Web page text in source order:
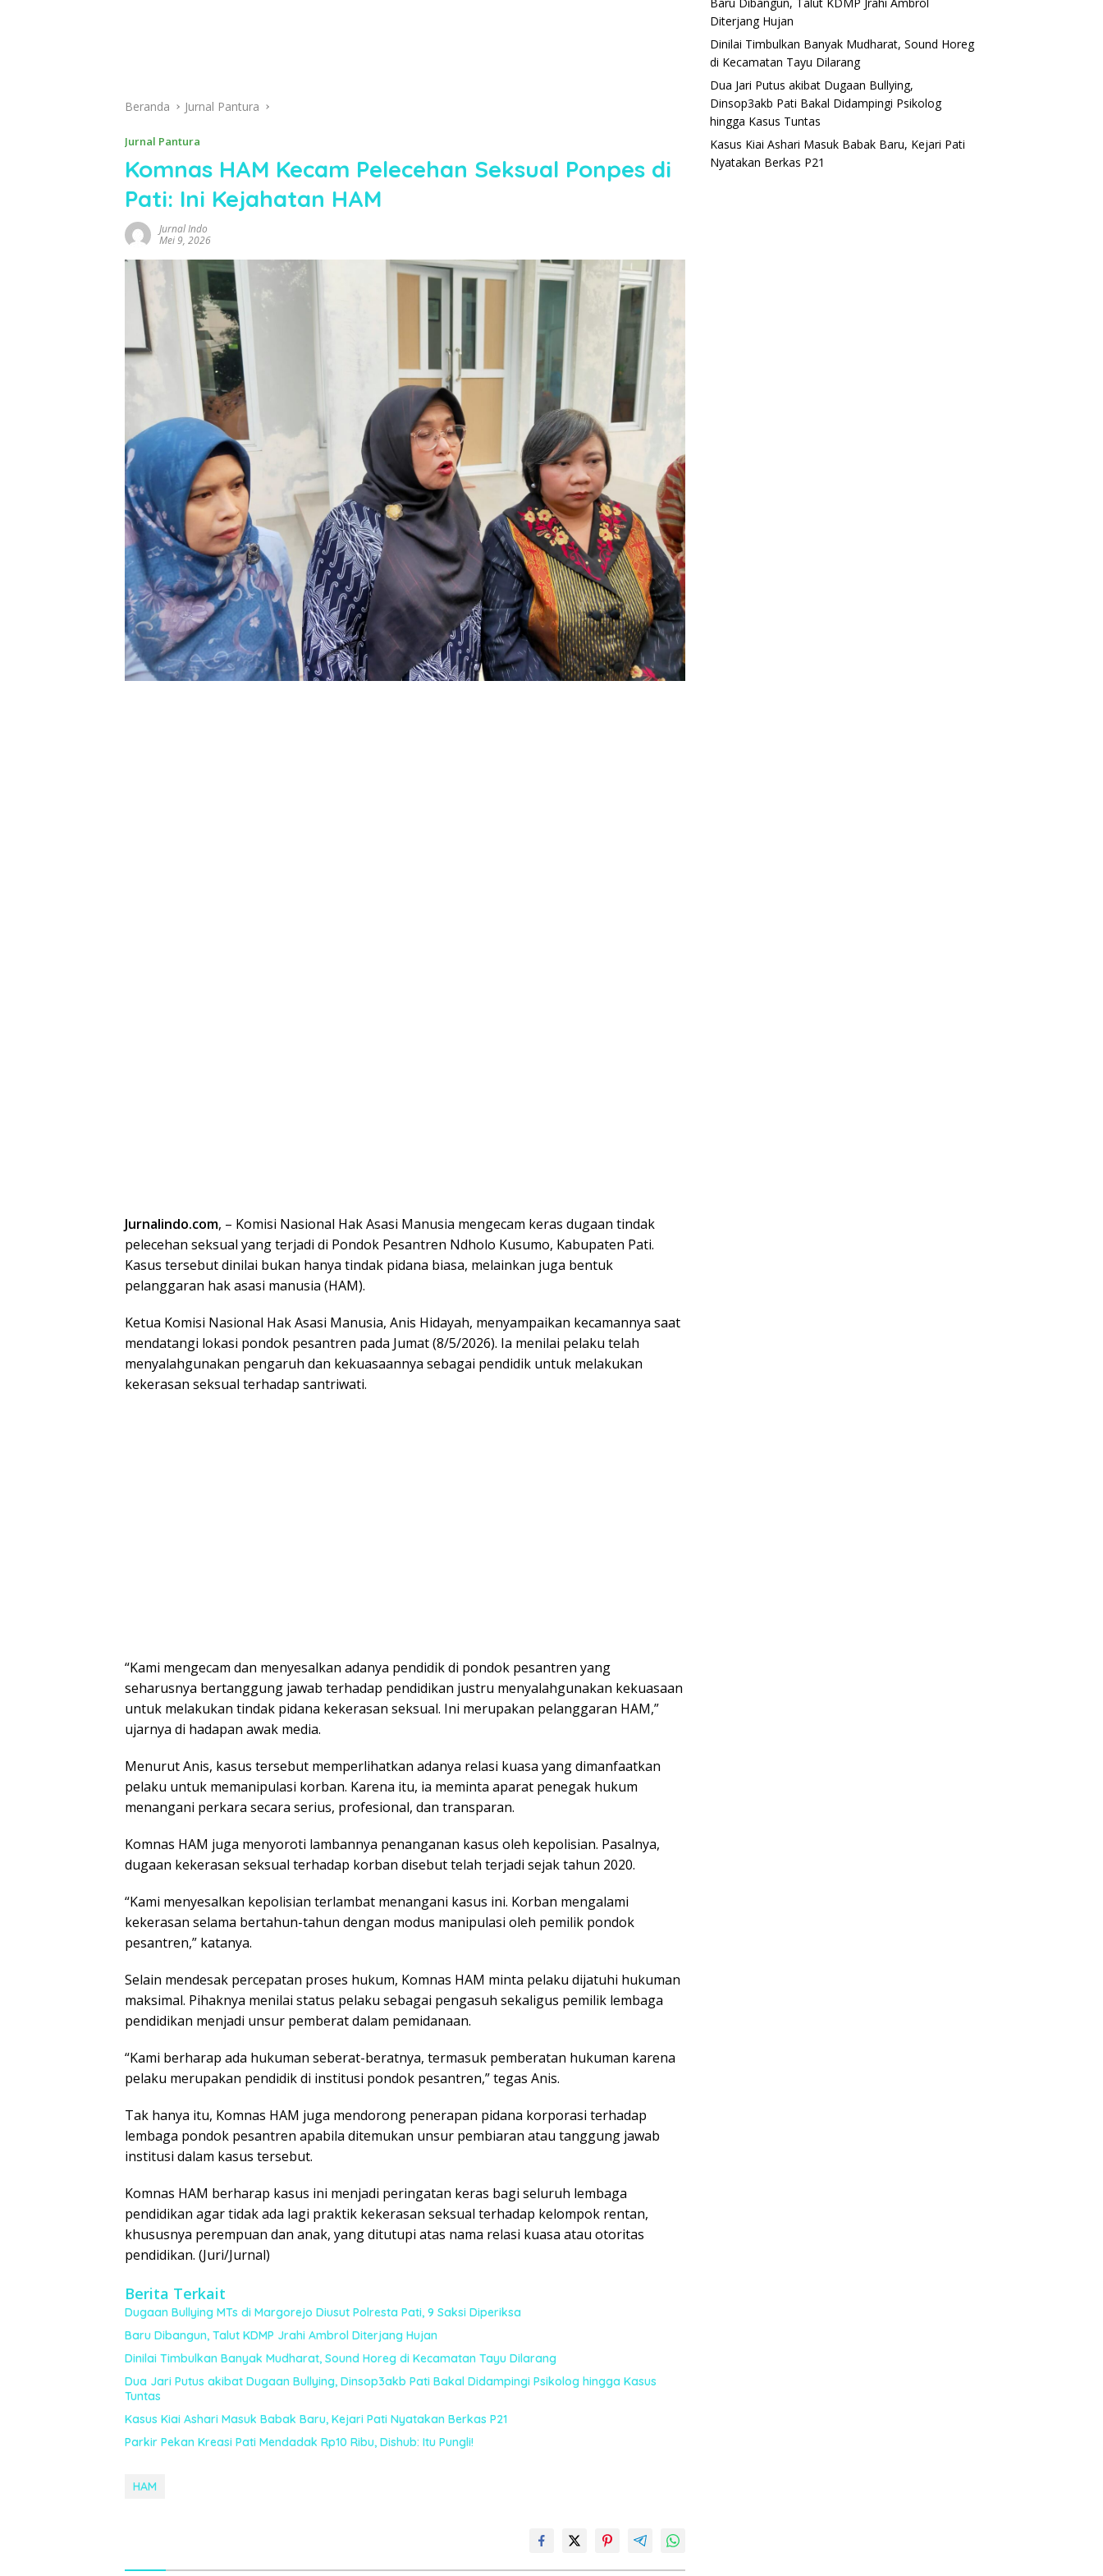
Beranda Jurnal Pantura
Jurnal Pantura
Komnas HAM Kecam Pelecehan Seksual Ponpes di
Pati: Ini Kejahatan HAM
Jurnal Indo
Mei 9, 2026
Jurnalindo.com, – Komisi Nasional Hak Asasi Manusia mengecam keras dugaan tindak
pelecehan seksual yang terjadi di Pondok Pesantren Ndholo Kusumo, Kabupaten Pati.
Kasus tersebut dinilai bukan hanya tindak pidana biasa, melainkan juga bentuk
pelanggaran hak asasi manusia (HAM).
Ketua Komisi Nasional Hak Asasi Manusia, Anis Hidayah, menyampaikan kecamannya saat
mendatangi lokasi pondok pesantren pada Jumat (8/5/2026). Ia menilai pelaku telah
menyalahgunakan pengaruh dan kekuasaannya sebagai pendidik untuk melakukan
kekerasan seksual terhadap santriwati.
“Kami mengecam dan menyesalkan adanya pendidik di pondok pesantren yang
seharusnya bertanggung jawab terhadap pendidikan justru menyalahgunakan kekuasaan
untuk melakukan tindak pidana kekerasan seksual. Ini merupakan pelanggaran HAM,”
ujarnya di hadapan awak media.
Menurut Anis, kasus tersebut memperlihatkan adanya relasi kuasa yang dimanfaatkan
pelaku untuk memanipulasi korban. Karena itu, ia meminta aparat penegak hukum
menangani perkara secara serius, profesional, dan transparan.
Komnas HAM juga menyoroti lambannya penanganan kasus oleh kepolisian. Pasalnya,
dugaan kekerasan seksual terhadap korban disebut telah terjadi sejak tahun 2020.
“Kami menyesalkan kepolisian terlambat menangani kasus ini. Korban mengalami
kekerasan selama bertahun-tahun dengan modus manipulasi oleh pemilik pondok
pesantren,” katanya.
Selain mendesak percepatan proses hukum, Komnas HAM minta pelaku dijatuhi hukuman
maksimal. Pihaknya menilai status pelaku sebagai pengasuh sekaligus pemilik lembaga
pendidikan menjadi unsur pemberat dalam pemidanaan.
“Kami berharap ada hukuman seberat-beratnya, termasuk pemberatan hukuman karena
pelaku merupakan pendidik di institusi pondok pesantren,” tegas Anis.
Tak hanya itu, Komnas HAM juga mendorong penerapan pidana korporasi terhadap
lembaga pondok pesantren apabila ditemukan unsur pembiaran atau tanggung jawab
institusi dalam kasus tersebut.
Komnas HAM berharap kasus ini menjadi peringatan keras bagi seluruh lembaga
pendidikan agar tidak ada lagi praktik kekerasan seksual terhadap kelompok rentan,
khususnya perempuan dan anak, yang ditutupi atas nama relasi kuasa atau otoritas
pendidikan. (Juri/Jurnal)
Berita Terkait
Dugaan Bullying MTs di Margorejo Diusut Polresta Pati, 9 Saksi Diperiksa
Baru Dibangun, Talut KDMP Jrahi Ambrol Diterjang Hujan
Dinilai Timbulkan Banyak Mudharat, Sound Horeg di Kecamatan Tayu Dilarang
Dua Jari Putus akibat Dugaan Bullying, Dinsop3akb Pati Bakal Didampingi Psikolog hingga Kasus
Tuntas
Kasus Kiai Ashari Masuk Babak Baru, Kejari Pati Nyatakan Berkas P21
Parkir Pekan Kreasi Pati Mendadak Rp10 Ribu, Dishub: Itu Pungli!
HAM
Diterjang Hujan
Dinilai Timbulkan Banyak Mudharat, Sound Horeg
di Kecamatan Tayu Dilarang
Dua Jari Putus akibat Dugaan Bullying,
Dinsop3akb Pati Bakal Didampingi Psikolog
hingga Kasus Tuntas
Kasus Kiai Ashari Masuk Babak Baru, Kejari Pati
Nyatakan Berkas P21